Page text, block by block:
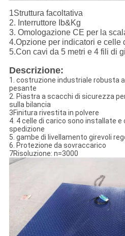
1Struttura facoltativa
2. Interruttore Ib&Kg
3. Omologazione CE per la
4.Opzione per indicatori e celle
5.Con cavi da 5 metri e 4 fili di
Descrizione:
1. costruzione industriale robusta
pesante
2. Piastra a scacchi di sicurezza
sulla bilancia
3Finitura rivestita in polvere
4. 4 celle di carico sono installate
spedizione
5. gambe di livellamento girevoli
6. Protezione da sovraccarico
7Risoluzione: n=3000